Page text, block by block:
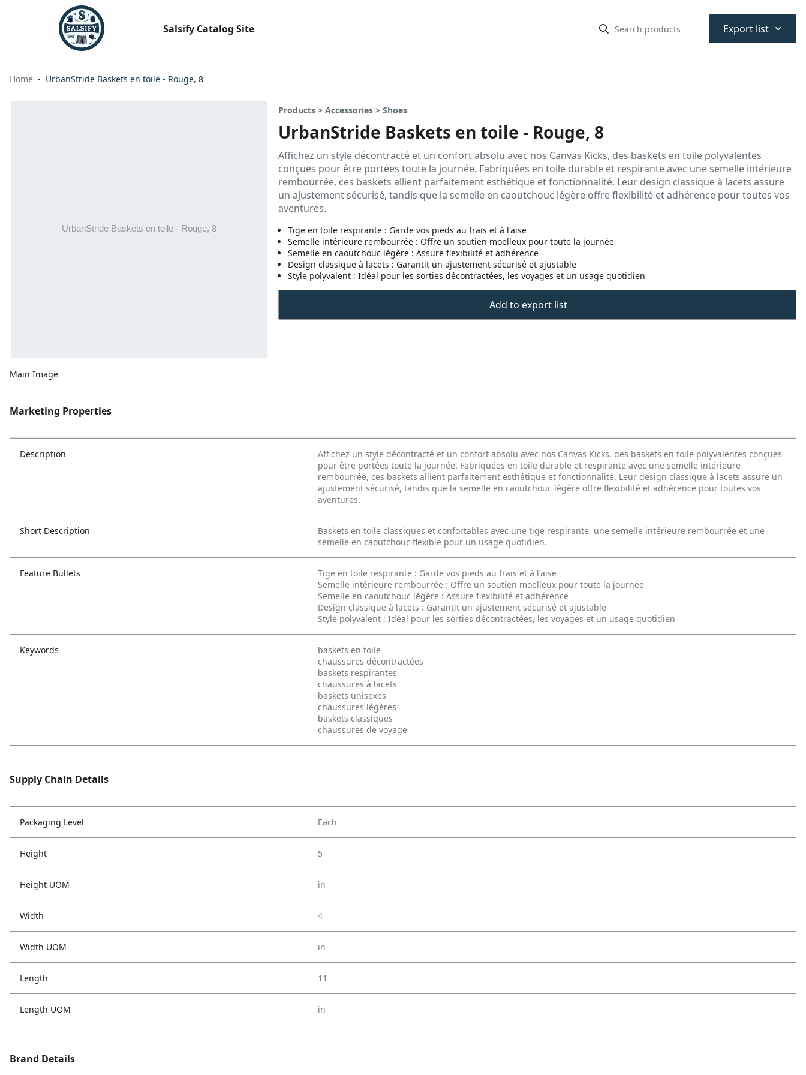
Salsify Catalog Site Export list ⌃
Home UrbanStride Baskets en toile - Rouge, 8
Main Image
Products > Accessories > Shoes
UrbanStride Baskets en toile - Rouge, 8
Affichez un style décontracté et un confort absolu avec nos Canvas Kicks, des baskets en toile polyvalentes
conçues pour être portées toute la journée. Fabriquées en toile durable et respirante avec une semelle intérieure
rembourrée, ces baskets allient parfaitement esthétique et fonctionnalité. Leur design classique à lacets assure
un ajustement sécurisé, tandis que la semelle en caoutchouc légère offre flexibilité et adhérence pour toutes vos
aventures.
Tige en toile respirante : Garde vos pieds au frais et à l'aise
Semelle intérieure rembourrée : Offre un soutien moelleux pour toute la journée
Semelle en caoutchouc légère : Assure flexibilité et adhérence
Design classique à lacets : Garantit un ajustement sécurisé et ajustable
Style polyvalent : Idéal pour les sorties décontractées, les voyages et un usage quotidien
Add to export list
Marketing Properties
Description
Affichez un style décontracté et un confort absolu avec nos Canvas Kicks, des baskets en toile polyvalentes conçues
pour être portées toute la journée. Fabriquées en toile durable et respirante avec une semelle intérieure
rembourrée, ces baskets allient parfaitement esthétique et fonctionnalité. Leur design classique à lacets assure un
ajustement sécurisé, tandis que la semelle en caoutchouc légère offre flexibilité et adhérence pour toutes vos
aventures.
Short Description
Baskets en toile classiques et confortables avec une tige respirante, une semelle intérieure rembourrée et une
semelle en caoutchouc flexible pour un usage quotidien.
Feature Bullets
Tige en toile respirante : Garde vos pieds au frais et à l'aise
Semelle intérieure rembourrée : Offre un soutien moelleux pour toute la journée
Semelle en caoutchouc légère : Assure flexibilité et adhérence
Design classique à lacets : Garantit un ajustement sécurisé et ajustable
Style polyvalent : Idéal pour les sorties décontractées, les voyages et un usage quotidien
Keywords
baskets en toile
chaussures décontractées
baskets respirantes
chaussures à lacets
baskets unisexes
chaussures légères
baskets classiques
chaussures de voyage
Supply Chain Details
Packaging Level Each
Height 5
Height UOM in
Width 4
Width UOM in
Length 11
Length UOM in
Brand Details